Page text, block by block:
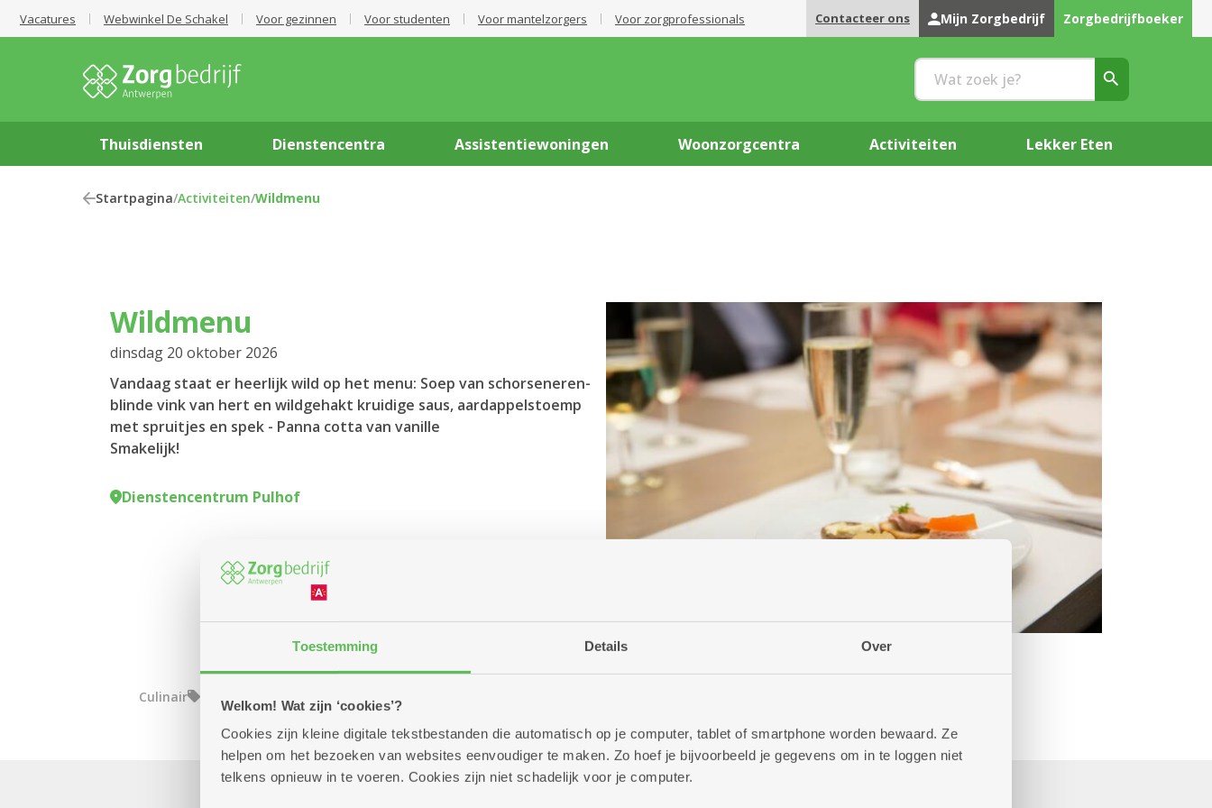
Toestemming Details Over
Welkom! Wat zijn ‘cookies’?
Cookies zijn kleine digitale tekstbestanden die automatisch op je computer, tablet of smartphone worden bewaard. Ze
helpen om het bezoeken van websites eenvoudiger te maken. Zo hoef je bijvoorbeeld je gegevens om in te loggen niet
telkens opnieuw in te voeren. Cookies zijn niet schadelijk voor je computer.
Vacatures Webwinkel De Schakel Voor gezinnen Voor studenten Voor mantelzorgers Voor zorgprofessionals Contacteer ons Mijn Zorgbedrijf Zorgbedrijfboeker
Thuisdiensten Dienstencentra Assistentiewoningen Woonzorgcentra Activiteiten Lekker Eten
Startpagina/Activiteiten/Wildmenu
Wildmenu
dinsdag 20 oktober 2026
Vandaag staat er heerlijk wild op het menu: Soep van schorseneren-
blinde vink van hert en wildgehakt kruidige saus, aardappelstoemp
met spruitjes en spek - Panna cotta van vanille
Smakelijk!
Dienstencentrum Pulhof
Culinair